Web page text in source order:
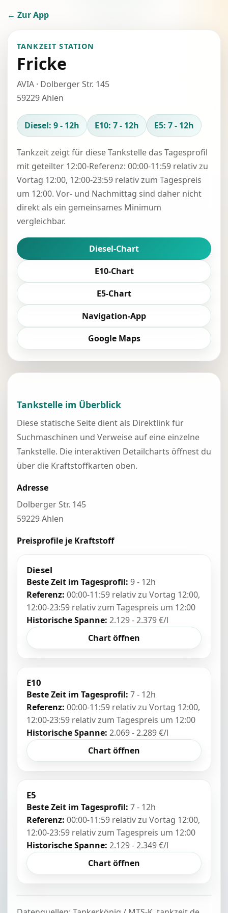
← Zur App
TANKZEIT STATION
Fricke
AVIA · Dolberger Str. 145
59229 Ahlen
Diesel: 9 - 12h E10: 7 - 12h E5: 7 - 12h
Tankzeit zeigt für diese Tankstelle das Tagesprofil
mit geteilter 12:00-Referenz: 00:00-11:59 relativ zu
Vortag 12:00, 12:00-23:59 relativ zum Tagespreis
um 12:00. Vor- und Nachmittag sind daher nicht
direkt als ein gemeinsames Minimum
vergleichbar.
Diesel-Chart
E10-Chart
E5-Chart
Navigation-App
Google Maps
Tankstelle im Überblick
Diese statische Seite dient als Direktlink für
Suchmaschinen und Verweise auf eine einzelne
Tankstelle. Die interaktiven Detailcharts öffnest du
über die Kraftstoffkarten oben.
Adresse
Dolberger Str. 145
59229 Ahlen
Preisprofile je Kraftstoff
Diesel
Beste Zeit im Tagesprofil: 9 - 12h
Referenz: 00:00-11:59 relativ zu Vortag 12:00,
12:00-23:59 relativ zum Tagespreis um 12:00
Historische Spanne: 2.129 - 2.379 €/l
Chart öffnen
E10
Beste Zeit im Tagesprofil: 7 - 12h
Referenz: 00:00-11:59 relativ zu Vortag 12:00,
12:00-23:59 relativ zum Tagespreis um 12:00
Historische Spanne: 2.069 - 2.289 €/l
Chart öffnen
E5
Beste Zeit im Tagesprofil: 7 - 12h
Referenz: 00:00-11:59 relativ zu Vortag 12:00,
12:00-23:59 relativ zum Tagespreis um 12:00
Historische Spanne: 2.129 - 2.349 €/l
Chart öffnen